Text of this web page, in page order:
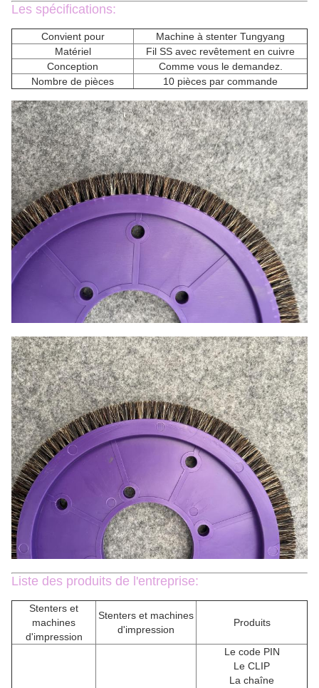
Les spécifications:
Convient pour
Machine à stenter Tungyang
Matériel
Fil SS avec revêtement en cuivre
Conception
Comme vous le demandez.
Nombre de pièces
10 pièces par commande
Liste des produits de l'entreprise:
Stenters et
machines
d'impression
Stenters et machines
d'impression
Produits
Le code PIN
Le CLIP
La chaîne